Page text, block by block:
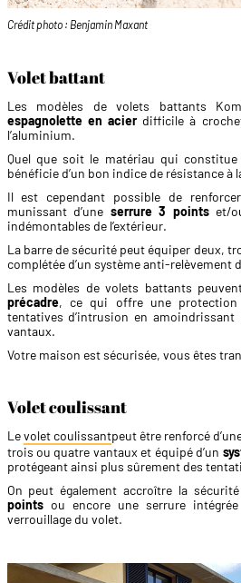
Crédit photo : Benjamin Maxant
Volet battant
Les modèles de volets battants
espagnolette en acierdifficile à
l’aluminium.
Quel que soit le matériau qui
bénéficie d’un bon indice de résistance à
Il est cependant possible de
munissant d’une serrure 3 pointset/
indémontables de l’extérieur.
La barre de sécurité peut équiper deux,
complétée d’un système anti-relèvement
Les modèles de volets battants
précadre, ce qui offre une protection
tentatives d’intrusion en amoindrissant
vantaux.
Votre maison est sécurisée, vous êtes
Volet coulissant
Levolet coulissantpeut être renforcé
trois ou quatre vantaux et équipé d’un
protégeant ainsi plus sûrement des
On peut également accroître la
pointsou encore une serrure
verrouillage du volet.